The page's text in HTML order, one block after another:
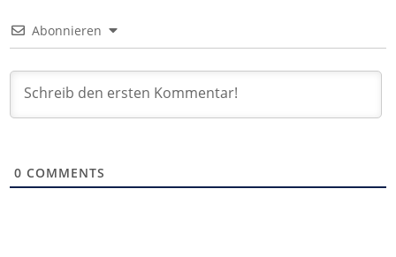
Abonnieren
0 COMMENTS